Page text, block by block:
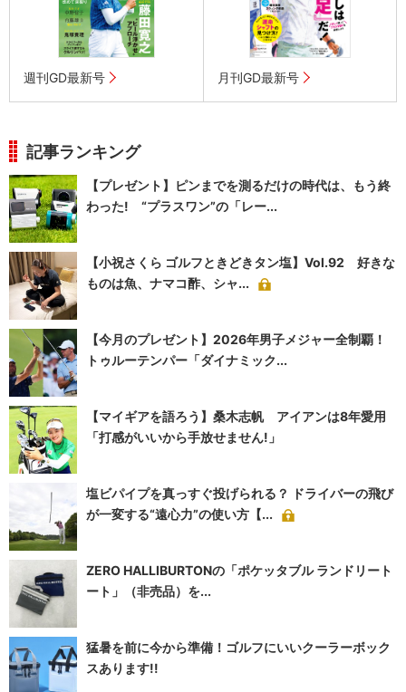
週刊GD最新号 月刊GD最新号
記事ランキング
【プレゼント】ピンまでを測るだけの時代は、もう終
わった! “プラスワン”の「レー...
【小祝さくら ゴルフときどきタン塩】Vol.92 好きな
ものは魚、ナマコ酢、シャ...
【今月のプレゼント】2026年男子メジャー全制覇！
トゥルーテンパー「ダイナミック...
【マイギアを語ろう】桑木志帆 アイアンは8年愛用
「打感がいいから手放せません!」
塩ビパイプを真っすぐ投げられる？ ドライバーの飛び
が一変する“遠心力”の使い方【...
ZERO HALLIBURTONの「ポケッタブル ランドリート
ート」（非売品）を...
猛暑を前に今から準備！ゴルフにいいクーラーボック
スあります!!